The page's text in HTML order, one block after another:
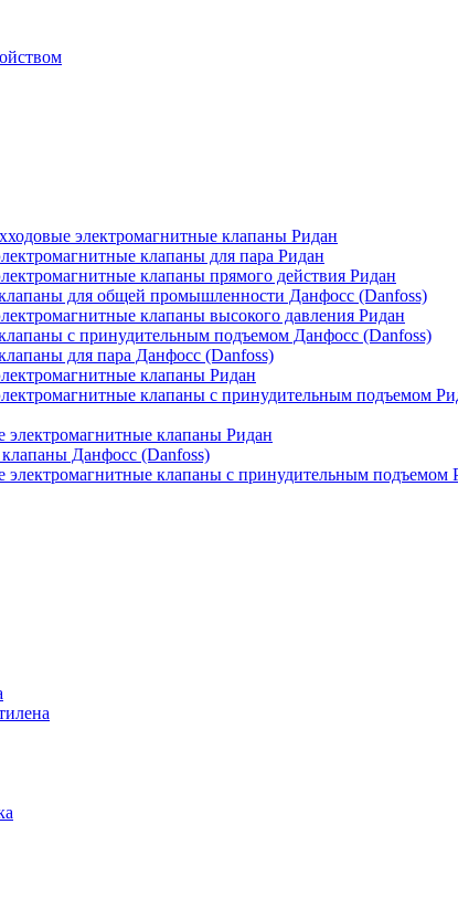
электромагнитные клапаны Ридан
клапаны для пара Ридан
клапаны прямого действия Ридан
для общей промышленности Данфосс (Danfoss)
клапаны высокого давления Ридан
с принудительным подъемом Данфосс (Danfoss)
для пара Данфосс (Danfoss)
клапаны Ридан
клапаны с принудительным подъемом
клапаны Ридан
Данфосс (Danfoss)
клапаны с принудительным подъемом